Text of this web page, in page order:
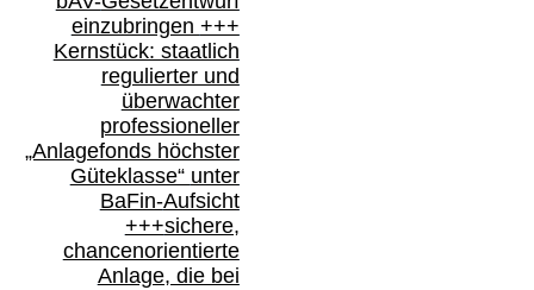
einzubringen +++
Kernstück: staatlich
regulierter und
überwachter
professioneller
„Anlagefonds höchster
Güteklasse“ unter
BaFin-Aufsicht
+++sichere,
chancenorientierte
Anlage, die bei